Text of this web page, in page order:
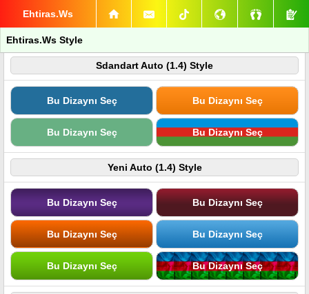
Ehtiras.Ws
Ehtiras.Ws Style
Sdandart Auto (1.4) Style
Bu Dizaynı Seç Bu Dizaynı Seç
Bu Dizaynı Seç Bu Dizaynı Seç
Yeni Auto (1.4) Style
Bu Dizaynı Seç Bu Dizaynı Seç
Bu Dizaynı Seç Bu Dizaynı Seç
Bu Dizaynı Seç Bu Dizaynı Seç